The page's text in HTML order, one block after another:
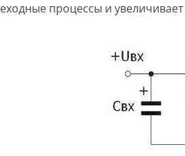
процессы и